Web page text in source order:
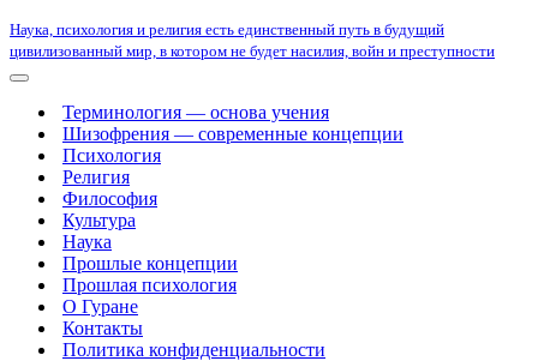
Наука, психология и религия есть единственный путь в будущий
цивилизованный мир, в котором не будет насилия, войн и преступности
Меню
навигацииТерминология — основа учения
Шизофрения — современные концепции
Психология
Религия
Философия
Культура
Наука
Прошлые концепции
Прошлая психология
О Гуране
Контакты
Политика конфиденциальности